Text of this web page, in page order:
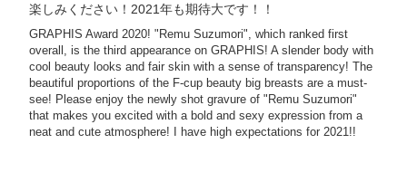
楽しみください！2021年も期待大です！！
GRAPHIS Award 2020! "Remu Suzumori", which ranked first
overall, is the third appearance on GRAPHIS! A slender body with
cool beauty looks and fair skin with a sense of transparency! The
beautiful proportions of the F-cup beauty big breasts are a must-
see! Please enjoy the newly shot gravure of "Remu Suzumori"
that makes you excited with a bold and sexy expression from a
neat and cute atmosphere! I have high expectations for 2021!!